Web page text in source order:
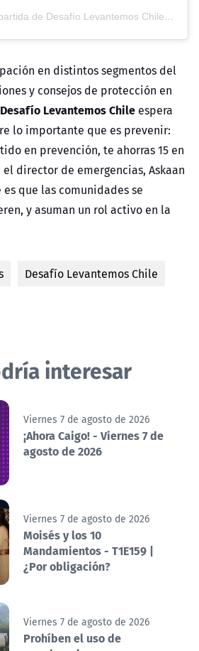
Una publicación compartida de Desafío Levantemos Chile (@desafiochile)
en distintos segmentos del
y consejos de protección en
Desafío Levantemos Chile espera
lo importante que es prevenir:
en prevención, te ahorras 15 en
director de emergencias, Askaan
que las comunidades se
y asuman un rol activo en la
Desafío Levantemos Chile
interesar
Viernes 7 de agosto de 2026
¡Ahora Caigo! - Viernes 7 de
agosto de 2026
Viernes 7 de agosto de 2026
Moisés y los 10
Mandamientos - T1E159 |
¿Por obligación?
Viernes 7 de agosto de 2026
Prohíben el uso de